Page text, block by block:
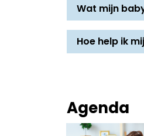
Wat mijn
Hoe help ik
Agenda